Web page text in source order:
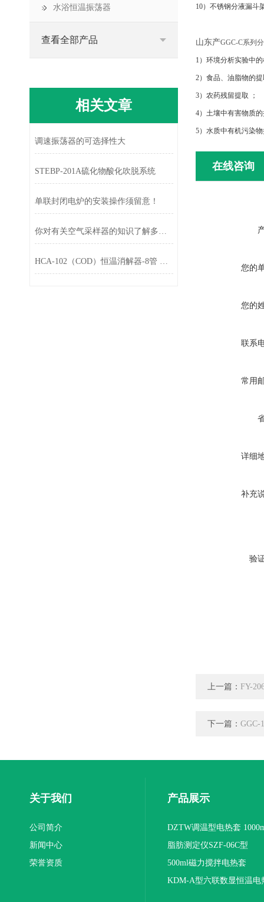
10）不锈钢分液漏斗
山东产GGC-C系列
1）环境分析实验中
2）食品、油脂物的
3）农药残留提取 ；
4）土壤中有害物质
5）水质中有机污染
在线咨询
您的
您的
联系
常用
详细
补充
验
上一篇： FY-
下一篇： GGC-
水浴恒温振荡器
查看全部产品
相关文章
调速振荡器的可选择性大
STEBP-201A硫化物酸化吹脱系统
单联封闭电炉的安装操作须留意！
你对有关空气采样器的知识了解多少呢
HCA-102（COD）恒温消解器-8管 技术参数和原理
关于我们
公司简介
新闻中心
荣誉资质
产品展示
DZTW调温型电热套
联
脂肪测定仪SZF-06C型
500ml磁力搅拌电热套
KDM-A型六联数显恒温电